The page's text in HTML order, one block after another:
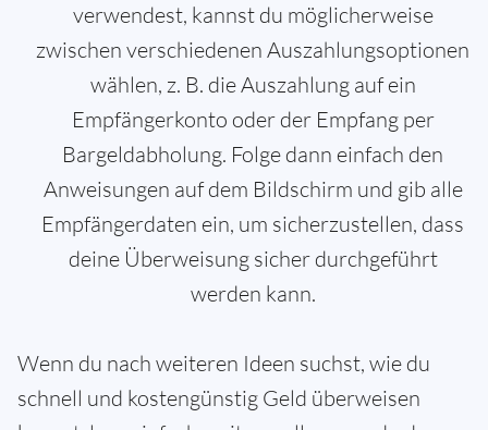
verwendest, kannst du möglicherweise
zwischen verschiedenen Auszahlungsoptionen
wählen, z. B. die Auszahlung auf ein
Empfängerkonto oder der Empfang per
Bargeldabholung. Folge dann einfach den
Anweisungen auf dem Bildschirm und gib alle
Empfängerdaten ein, um sicherzustellen, dass
deine Überweisung sicher durchgeführt
werden kann.
Wenn du nach weiteren Ideen suchst, wie du
schnell und kostengünstig Geld überweisen